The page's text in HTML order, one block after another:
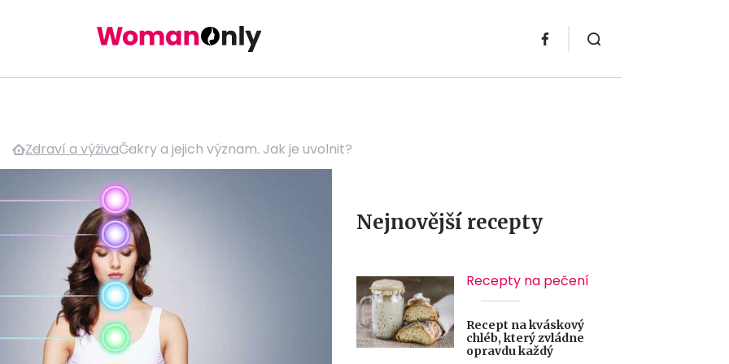
Zdraví a výživaČakry a jejich význam. Jak je uvolnit?
Nejnovější recepty
Recepty na pečení
Recept na kváskový
chléb, který zvládne
opravdu každý